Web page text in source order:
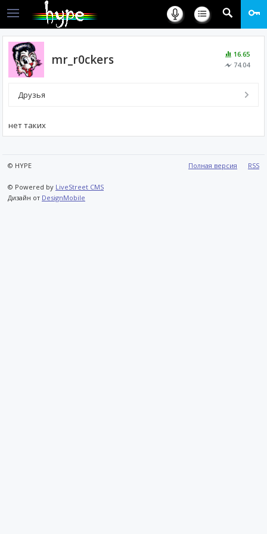
16.65
74.04
mr_r0ckers
Друзья
нет таких
Полная версия RSS
© HYPE
© Powered by LiveStreet CMS
Дизайн от DesignMobile